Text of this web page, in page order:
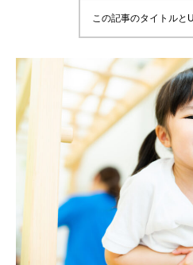
この記事のタイトルと